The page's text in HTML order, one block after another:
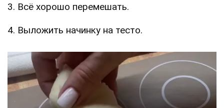
3. Всё хорошо перемешать.
4. Выложить начинку на тесто.